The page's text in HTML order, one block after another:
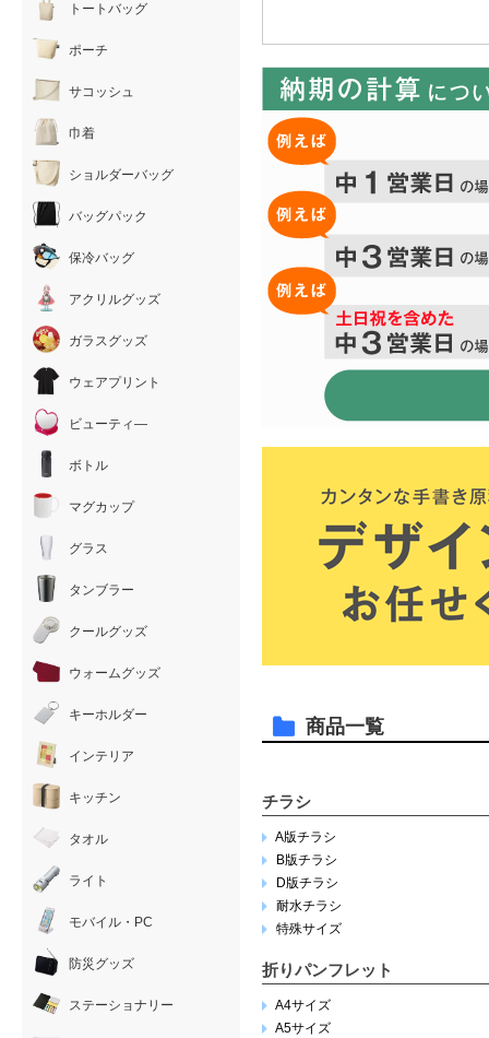
商品一覧
チラシ
A版チラシ
B版チラシ
D版チラシ
耐水チラシ
特殊サイズ
折りパンフレット
A4サイズ
A5サイズ
トートバッグ
ポーチ
サコッシュ
巾着
ショルダーバッグ
バッグパック
保冷バッグ
アクリルグッズ
ガラスグッズ
ウェアプリント
ビューティ―
ボトル
マグカップ
グラス
タンブラー
クールグッズ
ウォームグッズ
キーホルダー
インテリア
キッチン
タオル
ライト
モバイル・PC
防災グッズ
ステーショナリー